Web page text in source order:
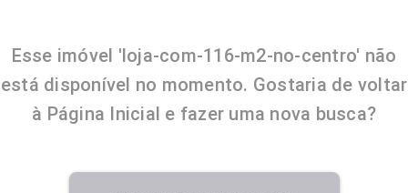
Esse imóvel 'loja-com-116-m2-no-centro' não
está disponível no momento. Gostaria de voltar
à Página Inicial e fazer uma nova busca?